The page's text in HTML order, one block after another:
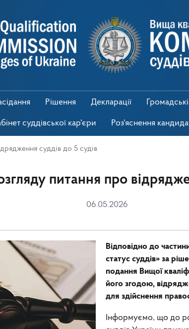
Рішення Декларації
суддівської кар'єри Роз'яснення
суддів до 5 судів
питання про
06.05.2026
Відповідно до
статус суддів» за
подання Вищої
його згодою,
для здійснення
Інформуємо, що до